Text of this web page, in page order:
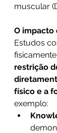
muscular
O impacto
Estudos
restrição
físico e a
exemplo: